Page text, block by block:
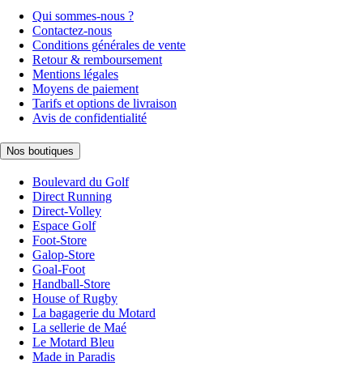
Qui sommes-nous ?
Contactez-nous
Conditions générales de vente
Retour & remboursement
Mentions légales
Moyens de paiement
Tarifs et options de livraison
Avis de confidentialité
Nos boutiques
Boulevard du Golf
Direct Running
Direct-Volley
Espace Golf
Foot-Store
Galop-Store
Goal-Foot
Handball-Store
House of Rugby
La bagagerie du Motard
La sellerie de Maé
Le Motard Bleu
Made in Paradis